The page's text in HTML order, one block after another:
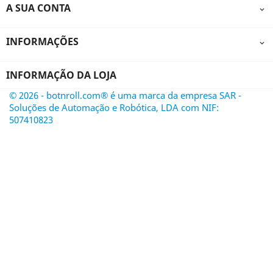
A SUA CONTA 
INFORMAÇÕES 
INFORMAÇÃO DA LOJA
© 2026 - botnroll.com® é uma marca da empresa SAR -
Soluções de Automação e Robótica, LDA com NIF:
507410823